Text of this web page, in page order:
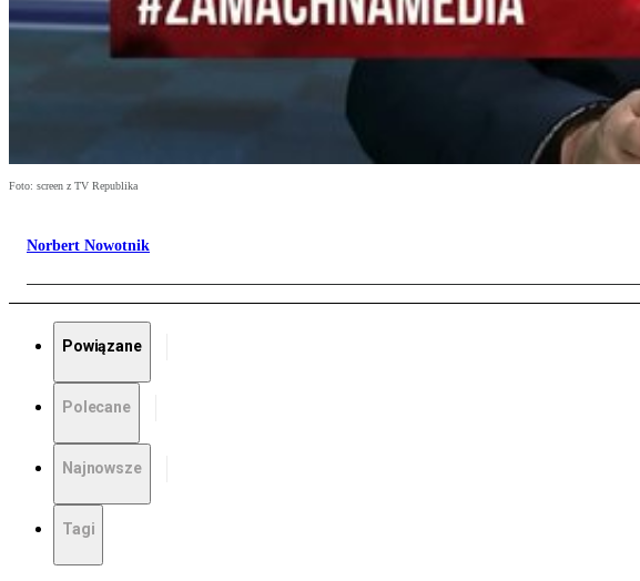
Foto: screen z TV Republika
Norbert Nowotnik
Powiązane
Polecane
Najnowsze
Tagi